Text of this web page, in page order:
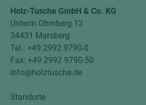
Holz-Tusche GmbH & Co. KG
Unterm Ohmberg 12
34431 Marsberg
Tel.: +49 2992 9790-0
Fax: +49 2992 9790-50
info@holztusche.de
Standorte